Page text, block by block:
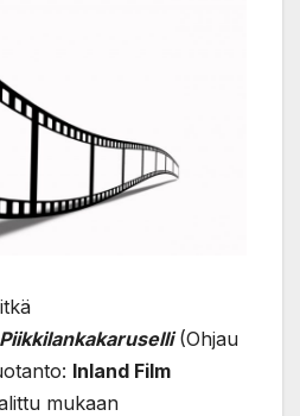
Piikkilankakaruselli(Ohjau
Inland Film
mukaan